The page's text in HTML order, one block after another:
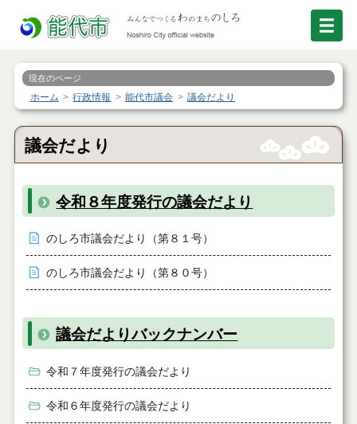
現在のページ
ホーム 行政情報 能代市議会 議会だより
議会だより
令和８年度発行の議会だより
のしろ市議会だより（第８１号）
のしろ市議会だより（第８０号）
議会だよりバックナンバー
令和７年度発行の議会だより
令和６年度発行の議会だより